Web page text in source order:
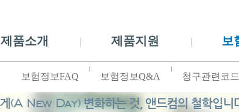
제품소개 제품지원 보
보험정보FAQ 보험정보Q&A 청구관련코